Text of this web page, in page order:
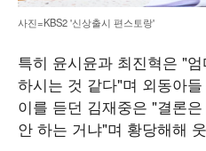
사진=KBS2 '신상출시 편스토랑'
특히 윤시윤과 최진혁은 "
하시는 것 같다"며 외동아
이를 듣던 김재중은 "결론
안 하는 거냐"며 황당해해